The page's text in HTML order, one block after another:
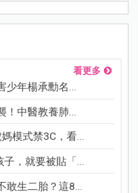
看更多
少年楊承勳名...
！中醫教養肺...
模式禁3C，看...
子，就要被貼「...
敢生二胎？這8...